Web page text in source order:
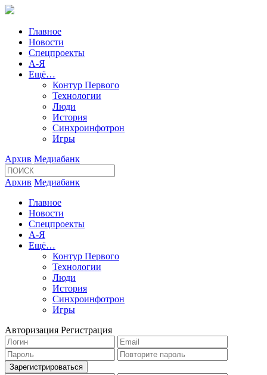
Главное
Новости
Спецпроекты
А-Я
Ещё…
Контур Первого
Технологии
Люди
История
Синхроинфотрон
Игры
Архив Медиабанк
Архив Медиабанк
Главное
Новости
Спецпроекты
А-Я
Ещё…
Контур Первого
Технологии
Люди
История
Синхроинфотрон
Игры
Авторизация Регистрация